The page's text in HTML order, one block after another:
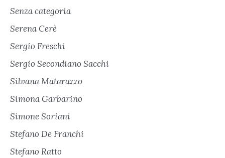
Senza categoria
Serena Cerè
Sergio Freschi
Sergio Secondiano Sacchi
Silvana Matarazzo
Simona Garbarino
Simone Soriani
Stefano De Franchi
Stefano Ratto